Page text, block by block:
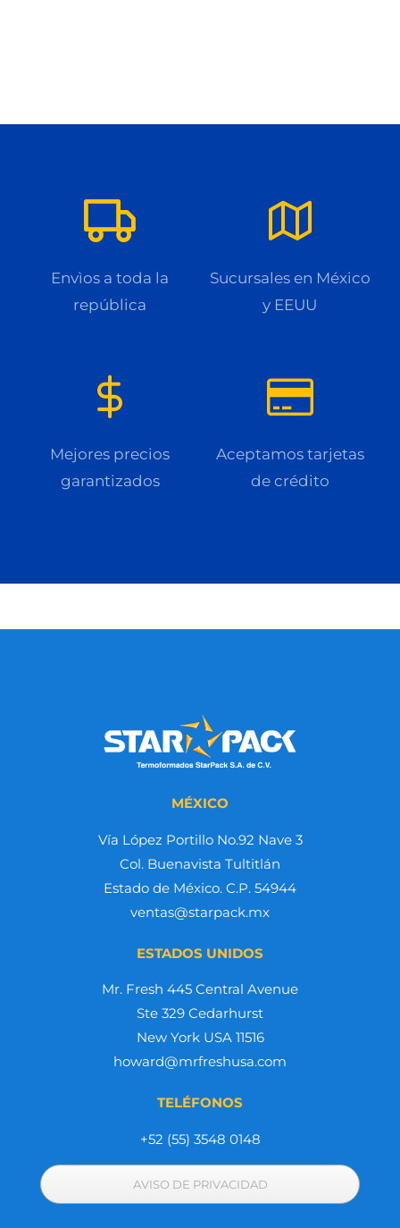
Envìos a toda la
república
Sucursales en México
y EEUU
Mejores precios
garantizados
Aceptamos tarjetas
de crédito
MÉXICO
Vía López Portillo No.92 Nave 3
Col. Buenavista Tultitlán
Estado de México. C.P. 54944
ventas@starpack.mx
ESTADOS UNIDOS
Mr. Fresh 445 Central Avenue
Ste 329 Cedarhurst
New York USA 11516
howard@mrfreshusa.com
TELÉFONOS
+52 (55) 3548 0148
AVISO DE PRIVACIDAD